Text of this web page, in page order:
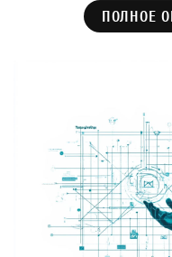
ПОЛНОЕ